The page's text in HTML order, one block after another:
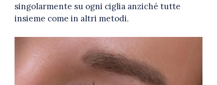
singolarmente su ogni ciglia anziché tutte
insieme come in altri metodi.